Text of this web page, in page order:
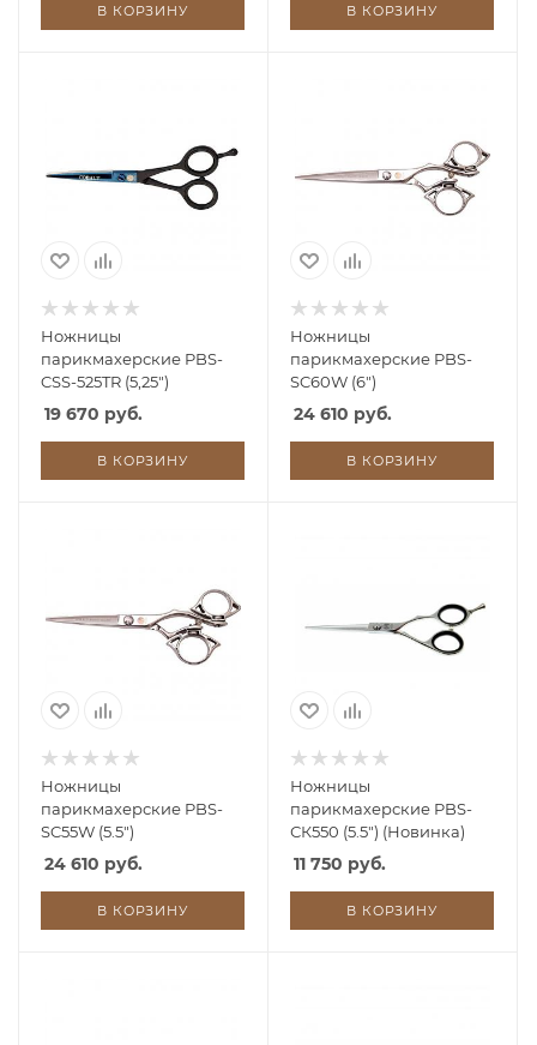
В КОРЗИНУ В КОРЗИНУ
Ножницы
парикмахерские PBS-
CSS-525TR (5,25")
19 670 руб.
В КОРЗИНУ
Ножницы
парикмахерские PBS-
SC60W (6")
24 610 руб.
В КОРЗИНУ
Ножницы
парикмахерские PBS-
SC55W (5.5")
24 610 руб.
В КОРЗИНУ
Ножницы
парикмахерские PBS-
СК550 (5.5") (Новинка)
11 750 руб.
В КОРЗИНУ